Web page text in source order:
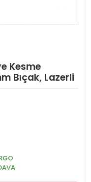
Kesme
Bıçak, Lazerli